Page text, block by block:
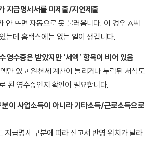
지급명세서를 미제출/지연제출
안 뜨면 자동으로 못 불러옵니다. 이 경우 A씨
는데 홈택스에는 없는 일이 생깁니다.
영수증은 받았지만 ‘세액’ 항목이 비어 있음
만 있고 원천세 계산이 틀리거나 누락된 서식도
된 영수증인지 확인이 필요합니다.
이 사업소득이 아니라 기타소득/근로소득으로
급명세 구분에 따라 신고서 반영 위치가 달라